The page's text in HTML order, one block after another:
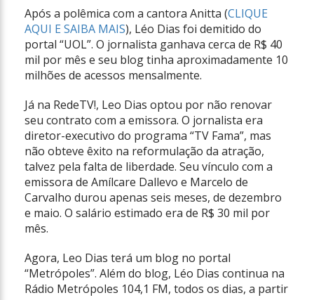
Após a polêmica com a cantora Anitta (CLIQUE
AQUI E SAIBA MAIS), Léo Dias foi demitido do
portal “UOL”. O jornalista ganhava cerca de R$ 40
mil por mês e seu blog tinha aproximadamente 10
milhões de acessos mensalmente.
Já na RedeTV!, Leo Dias optou por não renovar
seu contrato com a emissora. O jornalista era
diretor-executivo do programa “TV Fama”, mas
não obteve êxito na reformulação da atração,
talvez pela falta de liberdade. Seu vínculo com a
emissora de Amílcare Dallevo e Marcelo de
Carvalho durou apenas seis meses, de dezembro
e maio. O salário estimado era de R$ 30 mil por
mês.
Agora, Leo Dias terá um blog no portal
“Metrópoles”. Além do blog, Léo Dias continua na
Rádio Metrópoles 104,1 FM, todos os dias, a partir